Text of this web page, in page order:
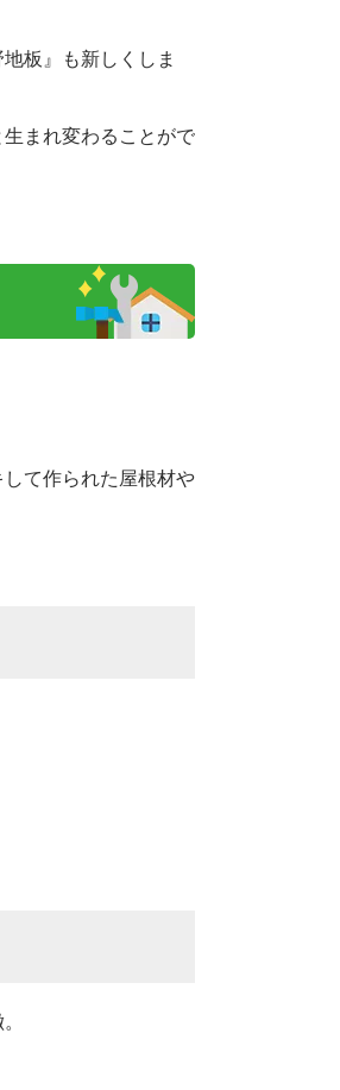
板』も新しくしま
まれ変わることがで
て作られた屋根材や